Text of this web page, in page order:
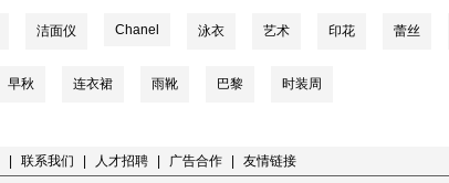
洁面仪 Chanel 泳衣 艺术 印花 蕾丝
早秋 连衣裙 雨靴 巴黎 时装周
联系我们 人才招聘 广告合作 友情链接